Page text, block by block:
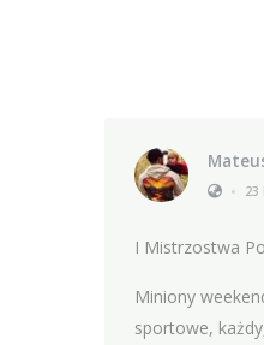
•
23
I Mistrzostwa
Miniony
sportowe,